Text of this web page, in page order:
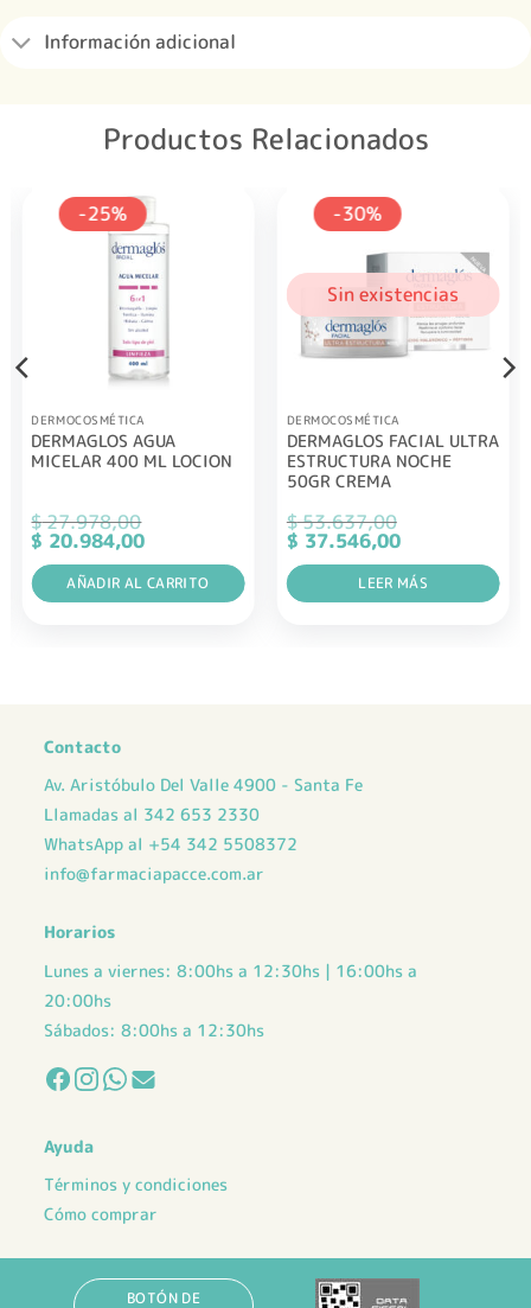
Información adicional
Productos Relacionados
-25%
DERMOCOSMÉTICA
DERMAGLOS AGUA
MICELAR 400 ML LOCION
$27.978,00
El
precio
original
era:
$ 27.978,00.
$ 20.984,00El
precio
actual
es:
$ 20.984,00.
AÑADIR AL CARRITO
-30%
Sin existencias
DERMOCOSMÉTICA
DERMAGLOS FACIAL ULTRA
ESTRUCTURA NOCHE
50GR CREMA
$53.637,00
El
precio
original
era:
$ 53.637,00.
$ 37.546,00El
precio
actual
es:
$ 37.546,00.
LEER MÁS
Contacto
Av. Aristóbulo Del Valle 4900 - Santa Fe
Llamadas al 342 653 2330
WhatsApp al +54 342 5508372
info@farmaciapacce.com.ar
Horarios
Lunes a viernes: 8:00hs a 12:30hs | 16:00hs a
20:00hs
Sábados: 8:00hs a 12:30hs
Ayuda
Términos y condiciones
Cómo comprar
BOTÓN DE